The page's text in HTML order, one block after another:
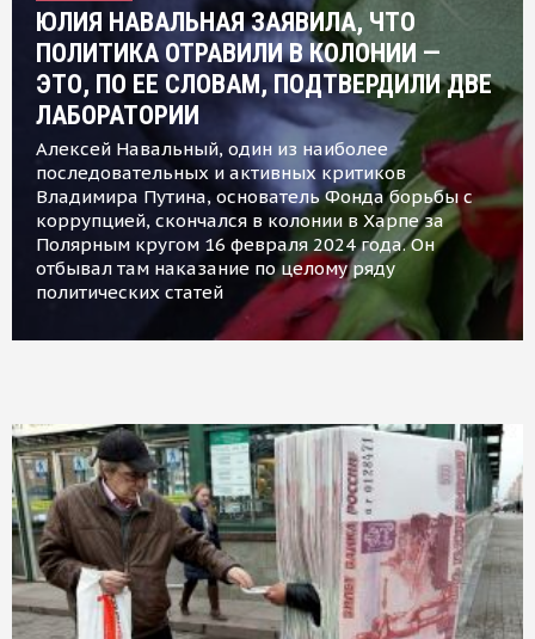
ЮЛИЯ НАВАЛЬНАЯ ЗАЯВИЛА, ЧТО
ПОЛИТИКА ОТРАВИЛИ В КОЛОНИИ —
ЭТО, ПО ЕЕ СЛОВАМ, ПОДТВЕРДИЛИ ДВЕ
ЛАБОРАТОРИИ
Алексей Навальный, один из наиболее
последовательных и активных критиков
Владимира Путина, основатель Фонда борьбы с
коррупцией, скончался в колонии в Харпе за
Полярным кругом 16 февраля 2024 года. Он
отбывал там наказание по целому ряду
политических статей